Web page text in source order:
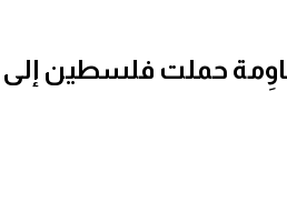
حملت فلسطين إلى